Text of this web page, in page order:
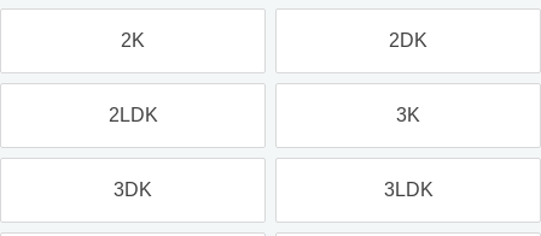
2K 2DK
2LDK 3K
3DK 3LDK